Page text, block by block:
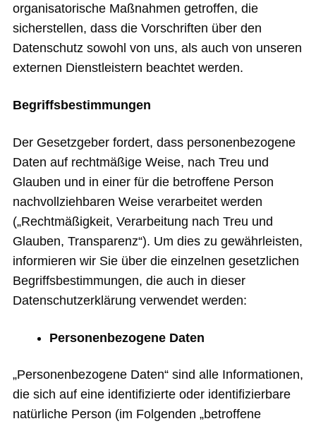
organisatorische Maßnahmen getroffen, die
sicherstellen, dass die Vorschriften über den
Datenschutz sowohl von uns, als auch von unseren
externen Dienstleistern beachtet werden.
Begriffsbestimmungen
Der Gesetzgeber fordert, dass personenbezogene
Daten auf rechtmäßige Weise, nach Treu und
Glauben und in einer für die betroffene Person
nachvollziehbaren Weise verarbeitet werden
(„Rechtmäßigkeit, Verarbeitung nach Treu und
Glauben, Transparenz“). Um dies zu gewährleisten,
informieren wir Sie über die einzelnen gesetzlichen
Begriffsbestimmungen, die auch in dieser
Datenschutzerklärung verwendet werden:
Personenbezogene Daten
„Personenbezogene Daten“ sind alle Informationen,
die sich auf eine identifizierte oder identifizierbare
natürliche Person (im Folgenden „betroffene